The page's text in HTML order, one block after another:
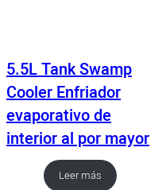
5.5L Tank Swamp
Cooler Enfriador
evaporativo de
interior al por mayor
Leer más